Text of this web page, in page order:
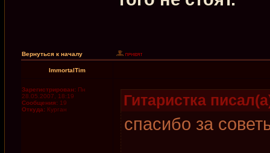
Вернуться к началу
ImmortalTim
Зарегистрирован: Пн
28.05.2007, 18:19
Сообщения: 19
Откуда: Курган
Гитаристка
спасибо за